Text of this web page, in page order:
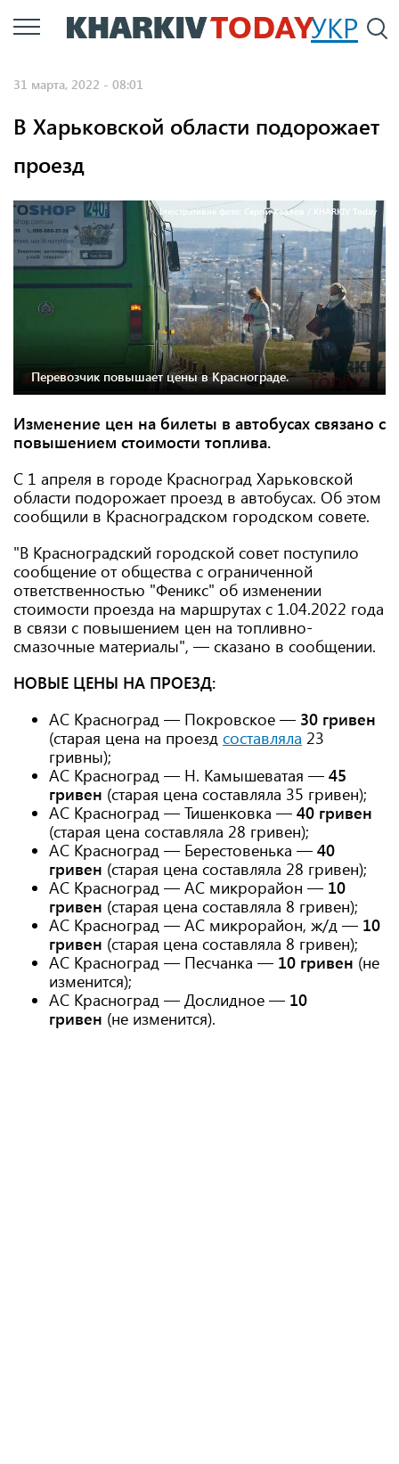
Перейти
к
УКР
31 марта, 2022 - 08:01
В Харьковской области подорожает
проезд
Ілюстративне фото: Сергій Козлов / KHARKIV Today
Перевозчик повышает цены в Краснограде.
Изменение цен на билеты в автобусах связано с
повышением стоимости топлива.
С 1 апреля в городе Красноград Харьковской
области подорожает проезд в автобусах. Об этом
сообщили в Красноградском городском совете.
"В Красноградский городской совет поступило
сообщение от общества с ограниченной
ответственностью "Феникс" об изменении
стоимости проезда на маршрутах с 1.04.2022 года
в связи с повышением цен на топливно-
смазочные материалы", — сказано в сообщении.
НОВЫЕ ЦЕНЫ НА ПРОЕЗД:
АС Красноград — Покровское — 30 гривен
(старая цена на проезд составляла 23
гривны);
АС Красноград — Н. Камышеватая — 45
гривен (старая цена составляла 35 гривен);
АС Красноград — Тишенковка — 40 гривен
(старая цена составляла 28 гривен);
АС Красноград — Берестовенька — 40
гривен (старая цена составляла 28 гривен);
АС Красноград — АС микрорайон — 10
гривен (старая цена составляла 8 гривен);
АС Красноград — АС микрорайон, ж/д — 10
гривен (старая цена составляла 8 гривен);
АС Красноград — Песчанка — 10 гривен (не
изменится);
АС Красноград — Дослидное — 10
гривен (не изменится).